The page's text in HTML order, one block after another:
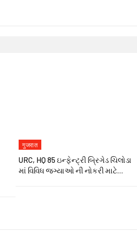
गुजरात
URC, HQ 85 ઇન્ફેન્ટ્રી બ્રિગેડ ચિલોડા
માં વિવિધ જગ્યાઓ ની નોકરી માટે…